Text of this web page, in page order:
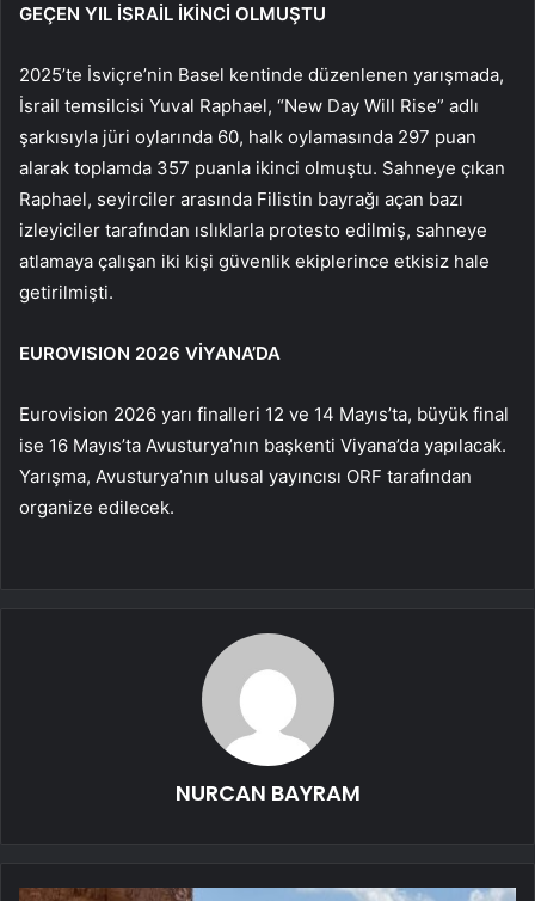
GEÇEN YIL İSRAİL İKİNCİ OLMUŞTU
2025’te İsviçre’nin Basel kentinde düzenlenen yarışmada,
İsrail temsilcisi Yuval Raphael, “New Day Will Rise” adlı
şarkısıyla jüri oylarında 60, halk oylamasında 297 puan
alarak toplamda 357 puanla ikinci olmuştu. Sahneye çıkan
Raphael, seyirciler arasında Filistin bayrağı açan bazı
izleyiciler tarafından ıslıklarla protesto edilmiş, sahneye
atlamaya çalışan iki kişi güvenlik ekiplerince etkisiz hale
getirilmişti.
EUROVISION 2026 VİYANA’DA
Eurovision 2026 yarı finalleri 12 ve 14 Mayıs’ta, büyük final
ise 16 Mayıs’ta Avusturya’nın başkenti Viyana’da yapılacak.
Yarışma, Avusturya’nın ulusal yayıncısı ORF tarafından
organize edilecek.
NURCAN BAYRAM